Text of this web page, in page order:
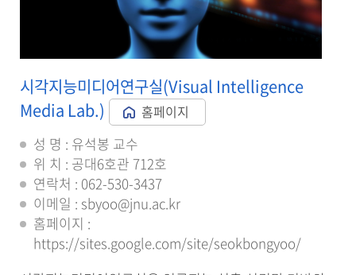
시각지능미디어연구실(Visual Intelligence
Media Lab.)
홈페이지
성 명 : 유석봉 교수
위 치 : 공대6호관 712호
연락처 : 062-530-3437
이메일 : sbyoo@jnu.ac.kr
홈페이지 :
https://sites.google.com/site/seokbongyoo/